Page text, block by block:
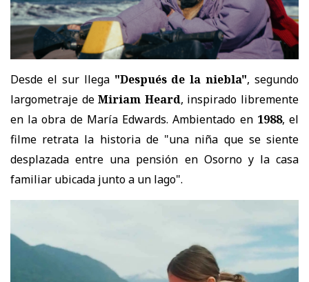
Desde el sur llega "Después de la niebla", segundo
largometraje deMiriam Heard, inspirado libremente
en la obra de María Edwards. Ambientado en 1988, el
filme retrata la historia de "una niña que se siente
desplazada entre una pensión en Osorno y la casa
familiar ubicada junto a un lago".